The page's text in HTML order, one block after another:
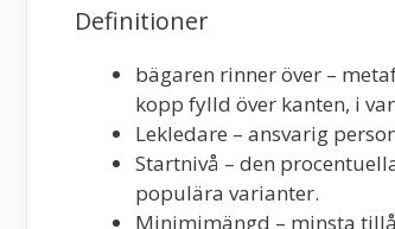
Definitioner
bägaren rinner över –
kopp fylld över kanten, i
Lekledare – ansvarig
Startnivå – den
populära varianter.
Minimimängd – minsta